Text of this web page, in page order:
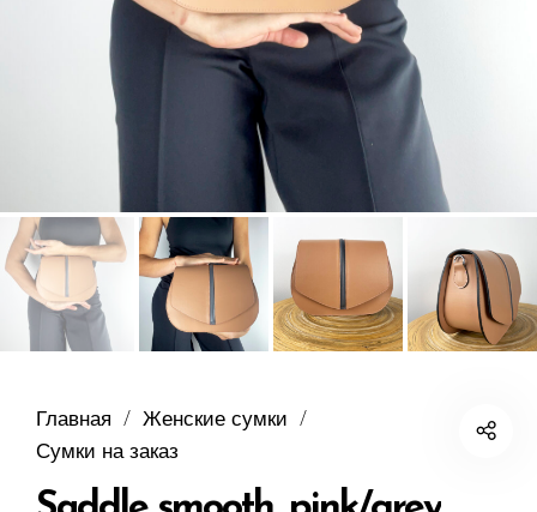
Главная / Женские сумки
/
Сумки на заказ